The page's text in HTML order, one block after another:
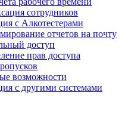
сотрудников
с Алкотестерами
отчетов на почту
доступ
прав доступа
возможности
с другими системами